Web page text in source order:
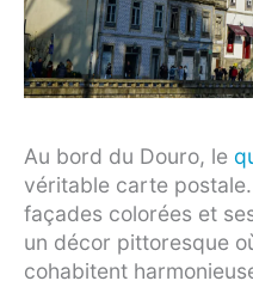
Au bord du Douro, le
véritable carte
façades colorées et
un décor pittoresque
cohabitent